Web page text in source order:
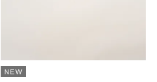
NEW